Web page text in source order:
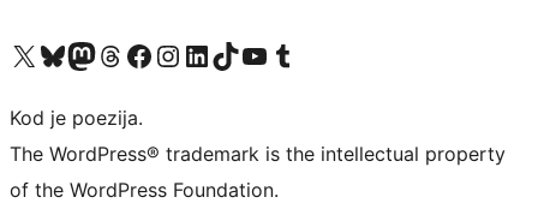
Visit our X (formerly Twitter) account
Visit our Bluesky account
Visit our Mastodon account
Visit our Threads account
Visit our Facebook page
Visit our Instagram account
Visit our LinkedIn account
Visit our TikTok account
Visit our YouTube channel
Visit our Tumblr account
Kod je poezija.
The WordPress® trademark is the intellectual property
of the WordPress Foundation.